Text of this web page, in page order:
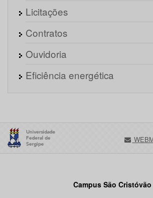
Licitações
Contratos
Ouvidoria
Eficiência energética
Campus São Cristóvão